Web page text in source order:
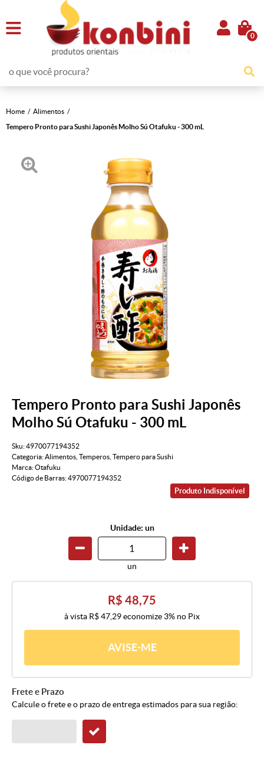
0
Home
Alimentos
Tempero Pronto para Sushi Japonês Molho Sú Otafuku - 300 mL
Tempero Pronto para Sushi Japonês
Molho Sú Otafuku - 300 mL
Sku:4970077194352
Categoria:Alimentos Temperos Tempero para Sushi
Marca:Otafuku
Código de Barras:4970077194352
Produto Indisponível
Unidade: un
un
R$ 48,75
à vista R$ 47,29economize 3% no Pix
AVISE-ME
Frete e Prazo
Calcule o frete e o prazo de entrega estimados para sua região: